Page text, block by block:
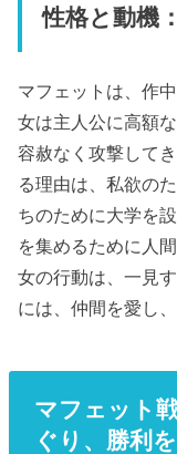
性格と動機
マフェットは、作
女は主人公に高額
容赦なく攻撃して
る理由は、私欲の
ちのために大学を
を集めるために人
女の行動は、一見
には、仲間を愛し
マフェット
ぐり、勝利